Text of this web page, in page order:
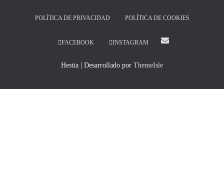
POLÍTICA DE PRIVACIDAD POLÍTICA DE COOKIES
FACEBOOK INSTAGRAM
Hestia | Desarrollado por ThemeIsle